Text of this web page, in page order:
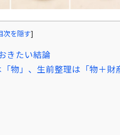
次を隠す]
きたい結論
物」、生前整理は「物＋財